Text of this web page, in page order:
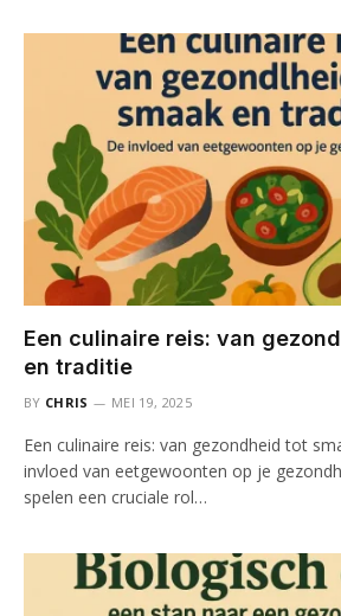
Een culinaire reis: van
en traditie
BY CHRIS MEI 19, 2025
Een culinaire reis: van gezondheid tot
invloed van eetgewoonten op je
spelen een cruciale rol…